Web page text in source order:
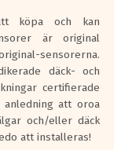
köpa och kan
är original
sensorerna.
däck- och
certifierade
att oroa
och/eller däck
att installeras!